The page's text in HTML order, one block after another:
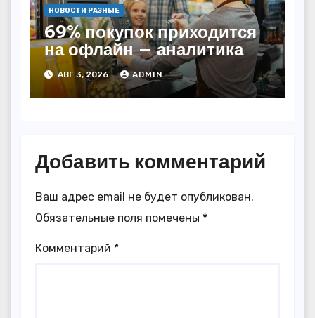
НОВОСТИ РАЗНЫЕ
69% покупок приходится
на офлайн — аналитика
АВГ 3, 2026 ADMIN
Добавить комментарий
Ваш адрес email не будет опубликован.
Обязательные поля помечены *
Комментарий *